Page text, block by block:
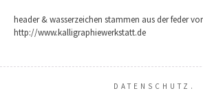
header & wasserzeichen stammen aus der feder
http://www.kalligraphiewerkstatt.de
DATENSCHUTZ.